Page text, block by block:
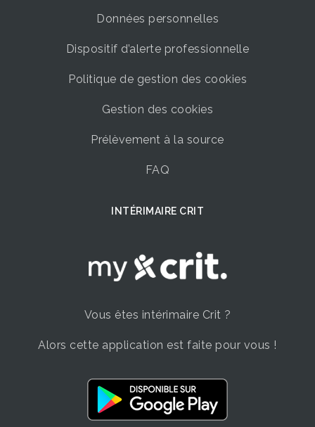
Données personnelles
Dispositif d’alerte professionnelle
Politique de gestion des cookies
Gestion des cookies
Prélèvement à la source
FAQ
INTÉRIMAIRE CRIT
Vous êtes intérimaire Crit ?
Alors cette application est faite pour vous !